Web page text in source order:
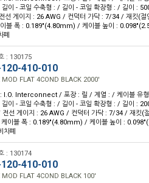
이 - 코일 수축형 : / 길이 - 코일 확장형 : / 길이 :
선 게이지 : 26 AWG / 컨덕터 가닥 : 7/34 / 재킷(절
블 폭 : 0.189"(4.80mm) / 케이블 높이 :
폐
: 130175
120-410-010
MOD FLAT 4COND BLACK 2000'
I.O. Interconnect / 포장 : 릴 / 계열 : / 케이블 유형
이 - 코일 수축형 : / 길이 - 코일 확장형 : / 길이 :
전선 게이지 : 26 AWG / 컨덕터 가닥 : 7/34 / 재킷(
이블 폭 : 0.189"(4.80mm) / 케이블 높이 :
차폐
: 130174
120-410-010
MOD FLAT 4COND BLACK 100'